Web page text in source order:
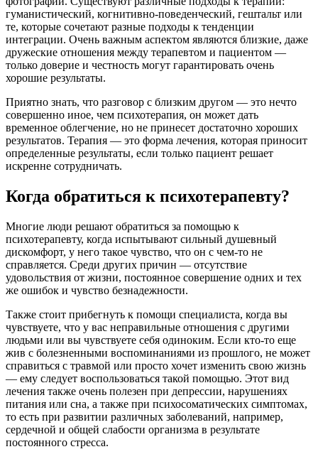
гуманистический, когнитивно-поведенческий, гештальт или
те, которые сочетают разные подходы к тенденции
интеграции. Очень важным аспектом являются близкие, даже
дружеские отношения между терапевтом и пациентом —
только доверие и честность могут гарантировать очень
хорошие результаты.
Приятно знать, что разговор с близким другом — это нечто
совершенно иное, чем психотерапия, он может дать
временное облегчение, но не принесет достаточно хороших
результатов. Терапия — это форма лечения, которая приносит
определенные результаты, если только пациент решает
искренне сотрудничать.
Когда обратиться к психотерапевту?
Многие люди решают обратиться за помощью к
психотерапевту, когда испытывают сильный душевный
дискомфорт, у него такое чувство, что он с чем-то не
справляется. Среди других причин — отсутствие
удовольствия от жизни, постоянное совершение одних и тех
же ошибок и чувство безнадежности.
Также стоит прибегнуть к помощи специалиста, когда вы
чувствуете, что у вас неправильные отношения с другими
людьми или вы чувствуете себя одиноким. Если кто-то еще
жив с болезненными воспоминаниями из прошлого, не может
справиться с травмой или просто хочет изменить свою жизнь
— ему следует воспользоваться такой помощью. Этот вид
лечения также очень полезен при депрессии, нарушениях
питания или сна, а также при психосоматических симптомах,
то есть при развитии различных заболеваний, например,
сердечной и общей слабости организма в результате
постоянного стресса.